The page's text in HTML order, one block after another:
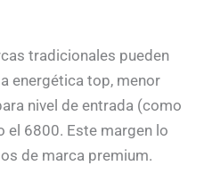
tradicionales pueden
energética top, menor
nivel de entrada (como
el 6800. Este margen lo
de marca premium.